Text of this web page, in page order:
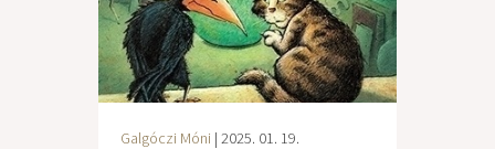
Galgóczi Móni | 2025. 01. 19.